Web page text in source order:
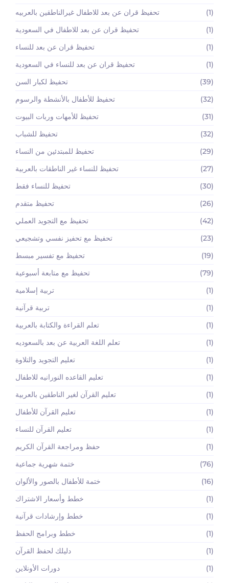
تحفيظ قران عن بعد للاطفال غيرالناطقين بالعربيه
(1)
تحفيظ قران عن بعد للاطفال في السعودية
(1)
تحفيظ قران عن بعد للنساء
(1)
تحفيظ قران عن بعد للنساء في السعودية
(1)
تحفيظ لكبار السن
(39)
تحفيظ للأطفال بالأنشطة والرسوم
(32)
تحفيظ للأمهات وربات البيوت
(31)
تحفيظ للشباب
(32)
تحفيظ للمبتدئين من النساء
(29)
تحفيظ للنساء غير الناطقات بالعربية
(27)
تحفيظ للنساء فقط
(30)
تحفيظ متقدم
(26)
تحفيظ مع التجويد العملي
(42)
تحفيظ مع تحفيز نفسي وتشجيعي
(23)
تحفيظ مع تفسير مبسط
(19)
تحفيظ مع متابعة أسبوعية
(79)
تربية إسلامية
(1)
تربية قرآنية
(1)
تعلم القراءة والكتابة بالعربية
(1)
تعلم اللغة العربية عن بعد بالسعوديه
(1)
تعليم التجويد والتلاوة
(1)
تعليم القاعده النورانيه للاطفال
(1)
تعليم القرآن لغير الناطقين بالعربية
(1)
تعليم القرآن للأطفال
(1)
تعليم القرآن للنساء
(1)
حفظ ومراجعة القرآن الكريم
(1)
ختمة شهرية جماعية
(76)
ختمة للأطفال بالصور والألوان
(16)
خطط وأسعار الاشتراك
(1)
خطط وإرشادات قرآنية
(1)
خطط وبرامج الحفظ
(1)
دليلك لحفظ القرآن
(1)
دورات الأونلاين
(1)